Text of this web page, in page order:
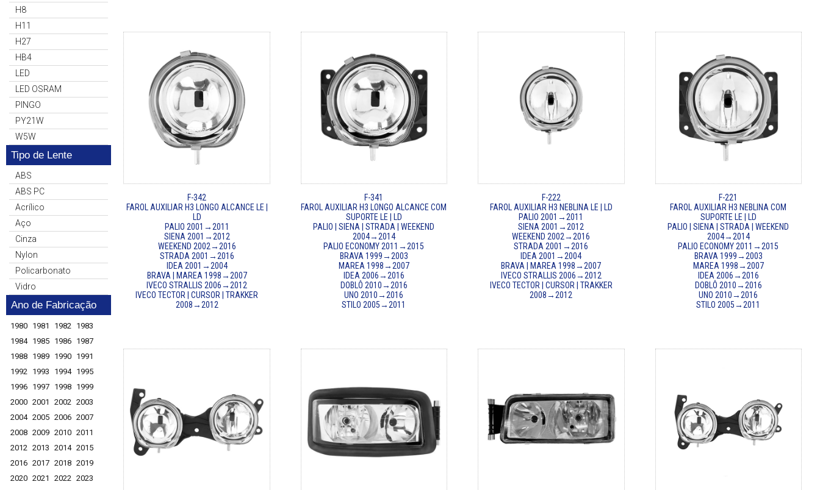
H8
H11
H27
HB4
LED
LED OSRAM
PINGO
PY21W
W5W
Tipo de Lente
ABS
ABS PC
Acrílico
Aço
Cinza
Nylon
Policarbonato
Vidro
Ano de Fabricação
1980 1981 1982 1983
1984 1985 1986 1987
1988 1989 1990 1991
1992 1993 1994 1995
1996 1997 1998 1999
2000 2001 2002 2003
2004 2005 2006 2007
2008 2009 2010 2011
2012 2013 2014 2015
2016 2017 2018 2019
2020 2021 2022 2023
F-342
FAROL AUXILIAR H3 LONGO ALCANCE LE |
LD
PALIO 2001→2011
SIENA 2001→2012
WEEKEND 2002→2016
STRADA 2001→2016
IDEA 2001→2004
BRAVA | MAREA 1998→2007
IVECO STRALLIS 2006→2012
IVECO TECTOR | CURSOR | TRAKKER
2008→2012
F-341
FAROL AUXILIAR H3 LONGO ALCANCE COM
SUPORTE LE | LD
PALIO | SIENA | STRADA | WEEKEND
2004→2014
PALIO ECONOMY 2011→2015
BRAVA 1999→2003
MAREA 1998→2007
IDEA 2006→2016
DOBLÔ 2010→2016
UNO 2010→2016
STILO 2005→2011
F-222
FAROL AUXILIAR H3 NEBLINA LE | LD
PALIO 2001→2011
SIENA 2001→2012
WEEKEND 2002→2016
STRADA 2001→2016
IDEA 2001→2004
BRAVA | MAREA 1998→2007
IVECO STRALLIS 2006→2012
IVECO TECTOR | CURSOR | TRAKKER
2008→2012
F-221
FAROL AUXILIAR H3 NEBLINA COM
SUPORTE LE | LD
PALIO | SIENA | STRADA | WEEKEND
2004→2014
PALIO ECONOMY 2011→2015
BRAVA 1999→2003
MAREA 1998→2007
IDEA 2006→2016
DOBLÔ 2010→2016
UNO 2010→2016
STILO 2005→2011